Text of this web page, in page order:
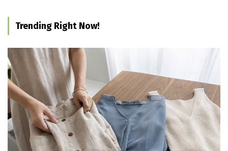
Trending Right Now!